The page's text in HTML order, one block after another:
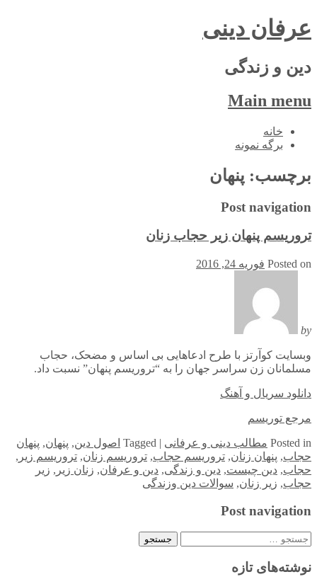
عرفان دینی
دین و زندگی
Main menu
Skip
خانه
برگه نمونه
برچسب: پنهان
Post navigation
تروریسم پنهان زیر حجاب زنان
Posted on فوریه 24, 2016
by
وبسایت کوآرتز با طرح ادعاهایی بی اساس و مضحک، حجاب
مسلمانان زن سراسر جهان را به “تروریسم پنهان” نسبت داد.
دانلود سریال و آهنگ
مرجع توریسم
Posted in مطالب دینی و عرفانی |
Tagged اصول دین, پنهان, پنهان
حجاب, پنهان زنان, تروریسم حجاب, تروریسم زنان, تروریسم زیر ,
حجاب, دین چیست, دین و زندگی, دین و عرفان, زنان زیر , زیر
حجاب, زیر زنان, سوالات دین وزندگی
Post navigation
جستجو
نوشته‌های تازه